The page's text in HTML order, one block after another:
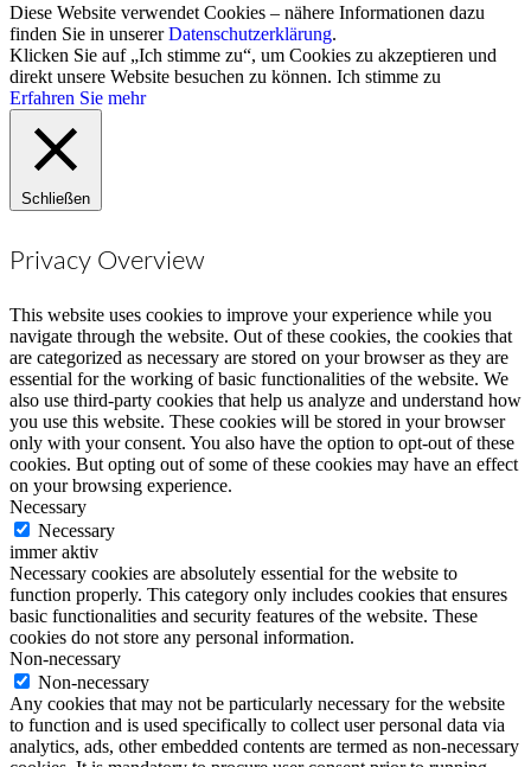
Diese Website verwendet Cookies – nähere Informationen dazu
finden Sie in unsererDatenschutzerklärung.
Klicken Sie auf „Ich stimme zu“, um Cookies zu akzeptieren und
direkt unsere Website besuchen zu können. Ich stimme zu
Erfahren Sie mehr
Schließen
Privacy Overview
This website uses cookies to improve your experience while you
navigate through the website. Out of these cookies, the cookies that
are categorized as necessary are stored on your browser as they are
essential for the working of basic functionalities of the website. We
also use third-party cookies that help us analyze and understand how
you use this website. These cookies will be stored in your browser
only with your consent. You also have the option to opt-out of these
cookies. But opting out of some of these cookies may have an effect
on your browsing experience.
Necessary
Necessary
immer aktiv
Necessary cookies are absolutely essential for the website to
function properly. This category only includes cookies that ensures
basic functionalities and security features of the website. These
cookies do not store any personal information.
Non-necessary
Non-necessary
Any cookies that may not be particularly necessary for the website
to function and is used specifically to collect user personal data via
analytics, ads, other embedded contents are termed as non-necessary